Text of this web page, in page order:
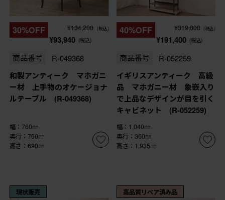
30%OFF ¥134,200 (税込)
¥93,940 (税込)
商品番号 R-049368
和製アンティーク マホガニ
ー材 上手物のオケージョナ
ルテーブル (R-049368)
幅：760㎜
奥行：760㎜
高さ：690㎜
40%OFF ¥319,000 (税込)
¥191,400 (税込)
商品番号 R-052259
イギリスアンティーク 高級
品 マホガニー材 象嵌入り
で上品なデザインが目を引く
キャビネット (R-052259)
幅：1,040㎜
奥行：360㎜
高さ：1,935㎜
現状販売 高品質リペア済み品